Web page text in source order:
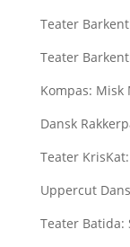
Teater
Teater
Kompas: Misk
Dansk
Teater
Uppercut
Teater Batida: